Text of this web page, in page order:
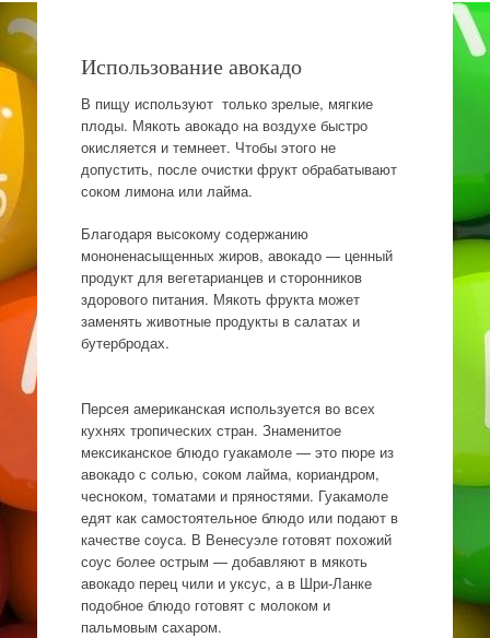
Использование авокадо
В пищу используют только зрелые, мягкие
плоды. Мякоть авокадо на воздухе быстро
окисляется и темнеет. Чтобы этого не
допустить, после очистки фрукт обрабатывают
соком лимона или лайма.
Благодаря высокому содержанию
мононенасыщенных жиров, авокадо — ценный
продукт для вегетарианцев и сторонников
здорового питания. Мякоть фрукта может
заменять животные продукты в салатах и
бутербродах.
Персея американская используется во всех
кухнях тропических стран. Знаменитое
мексиканское блюдо гуакамоле — это пюре из
авокадо с солью, соком лайма, кориандром,
чесноком, томатами и пряностями. Гуакамоле
едят как самостоятельное блюдо или подают в
качестве соуса. В Венесуэле готовят похожий
соус более острым — добавляют в мякоть
авокадо перец чили и уксус, а в Шри-Ланке
подобное блюдо готовят с молоком и
пальмовым сахаром.